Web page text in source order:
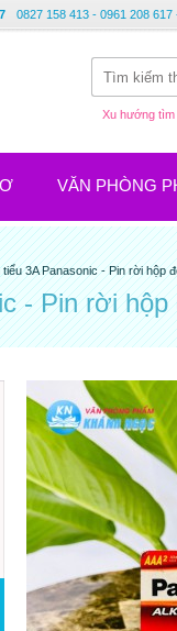
0827 158 413 - 0961 208 617
Xu hướng tìm
VĂN PHÒNG
tiểu 3A Panasonic - Pin rời hộp
- Pin rời hộp